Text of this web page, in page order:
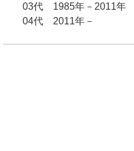
03代 1985年－2011年
04代 2011年－